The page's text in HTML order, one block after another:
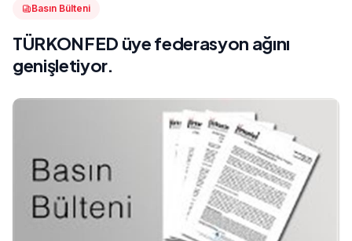
Basın Bülteni
TÜRKONFED üye federasyon ağını
genişletiyor.